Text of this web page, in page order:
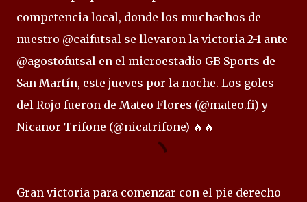
competencia local, donde los muchachos de
nuestro @caifutsal se llevaron la victoria 2-1 ante
@agostofutsal en el microestadio GB Sports de
San Martín, este jueves por la noche. Los goles
del Rojo fueron de Mateo Flores (@mateo.fi) y
Nicanor Trifone (@nicatrifone) 🔥🔥
Gran victoria para comenzar con el pie derecho